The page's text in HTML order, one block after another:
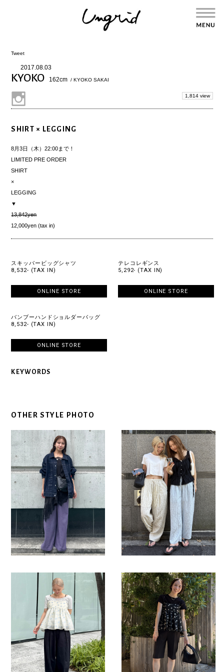
Tweet
2017.08.03
KYOKO 162cm / KYOKO SAKAI
1,814 view
SHIRT × LEGGING
8月3日（木）22:00まで！
LIMITED PRE ORDER
SHIRT
×
LEGGING
▼
13,842yen
12,000yen (tax in)
スキッパービッグシャツ
8,532- (TAX IN)
ONLINE STORE
テレコレギンス
5,292- (TAX IN)
ONLINE STORE
バンブーハンドショルダーバッグ
8,532- (TAX IN)
ONLINE STORE
KEYWORDS
OTHER STYLE PHOTO